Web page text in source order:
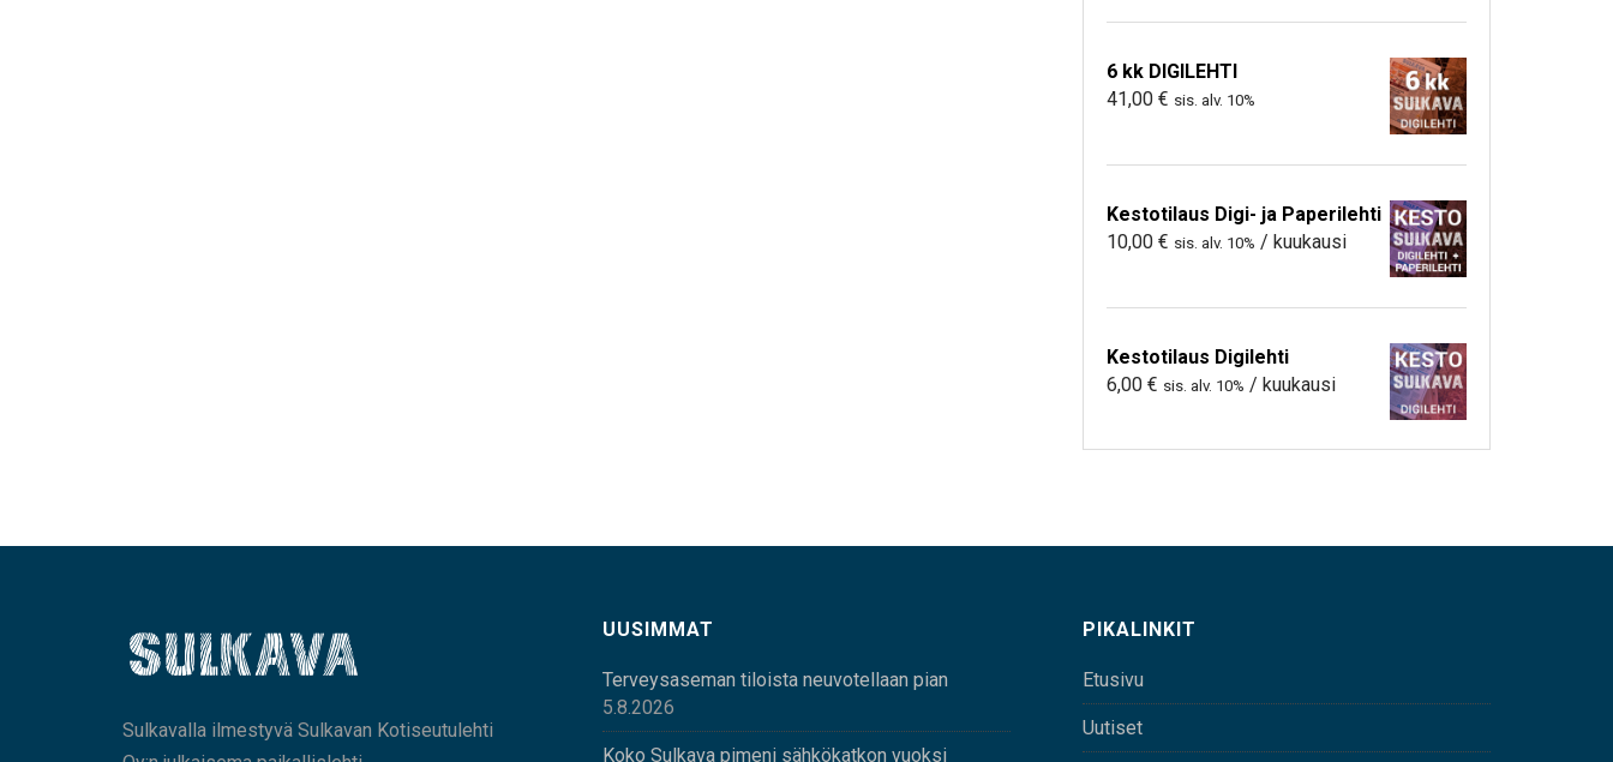
6 kk DIGILEHTI
41,00 € sis. alv. 10%
Kestotilaus Digi- ja Paperilehti
10,00 € sis. alv. 10% / kuukausi
Kestotilaus Digilehti
6,00 € sis. alv. 10% / kuukausi
Sulkavalla ilmestyvä Sulkavan Kotiseutulehti
UUSIMMAT
Terveysaseman tiloista neuvotellaan pian
5.8.2026
Koko Sulkava pimeni sähkökatkon vuoksi
PIKALINKIT
Etusivu
Uutiset